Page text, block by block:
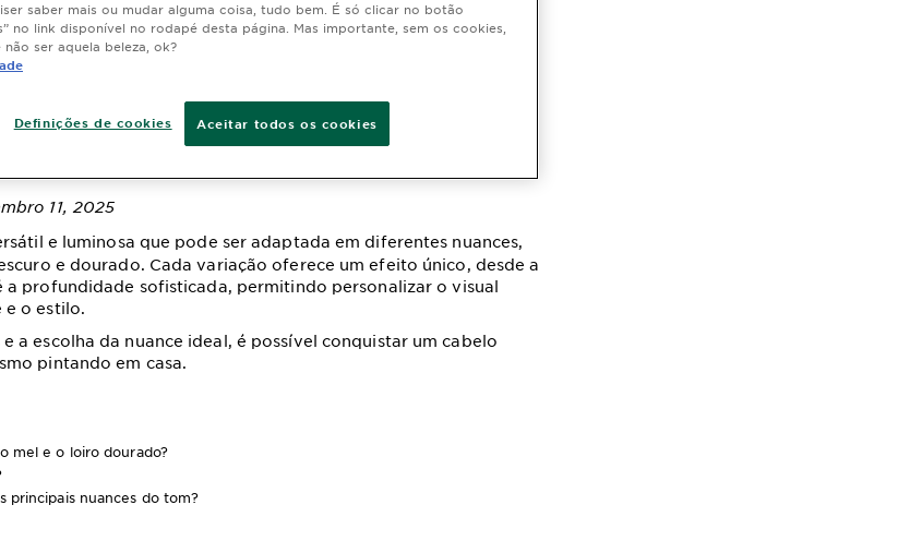
como conquistar o
todos os
11, 2025
e luminosa que pode ser adaptada em diferentes nuances,
e dourado. Cada variação oferece um efeito único, desde a
a profundidade sofisticada, permitindo personalizar o visual
o estilo.
a escolha da nuance ideal, é possível conquistar um cabelo
pintando em casa.
mel e o loiro dourado?
principais nuances do tom?
saber mais ou mudar alguma coisa, tudo bem. É só clicar no botão
no link disponível no rodapé desta página. Mas importante, sem os cookies,
ser aquela beleza, ok?
Definições de cookies Aceitar todos os cookies